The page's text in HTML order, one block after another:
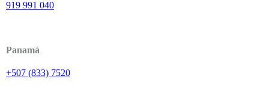
919 991 040
Panamá
+507 (833) 7520